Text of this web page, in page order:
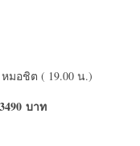
อชิต ( 19.00 น.)
3490 บาท